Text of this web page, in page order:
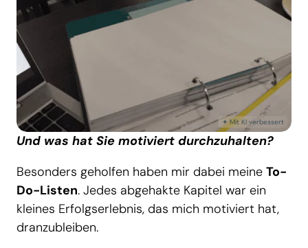
Und was hat Sie motiviert durchzuhalten?
Besonders geholfen haben mir dabei meine To-
Do-Listen. Jedes abgehakte Kapitel war ein
kleines Erfolgserlebnis, das mich motiviert hat,
dranzubleiben.